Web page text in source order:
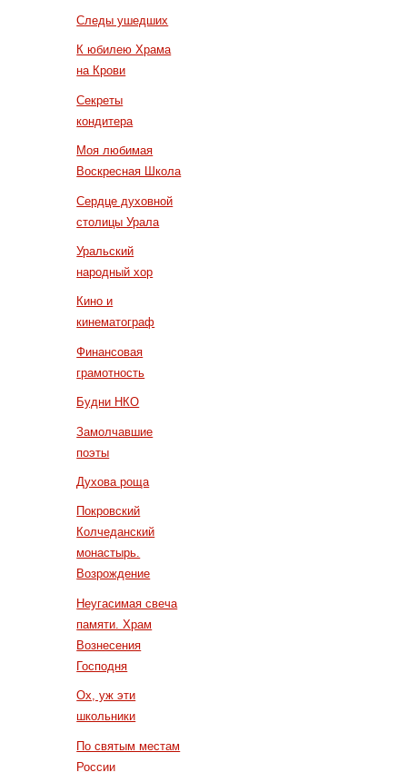
Следы ушедших
К юбилею Храма
на Крови
Секреты
кондитера
Моя любимая
Воскресная Школа
Сердце духовной
столицы Урала
Уральский
народный хор
Кино и
кинематограф
Финансовая
грамотность
Будни НКО
Замолчавшие
поэты
Духова роща
Покровский
Колчеданский
монастырь.
Возрождение
Неугасимая свеча
памяти. Храм
Вознесения
Господня
Ох, уж эти
школьники
По святым местам
России